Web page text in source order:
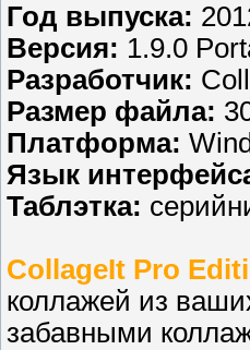
Год выпуска:
Версия: 1.9.0
Разработчик:
Размер файла:
Платформа:
Язык
Таблэтка:
CollageIt Pro
коллажей из
забавными